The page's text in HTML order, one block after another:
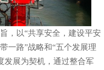
，以“共享安全，建设平安
一路”战略和“五个发展理
发展为契机，通过整合军